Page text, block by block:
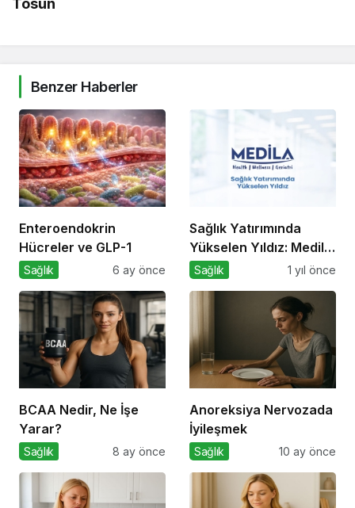
Benzer Haberler
Enteroendokrin
Hücreler ve GLP-1
Sağlık 6 ay önce
Sağlık Yatırımında
Yükselen Yıldız: Medila
Sağlık Grubu ile Tanışın
Sağlık 1 yıl önce
BCAA Nedir, Ne İşe
Yarar?
Sağlık 8 ay önce
Anoreksiya Nervozada
İyileşmek
Sağlık 10 ay önce